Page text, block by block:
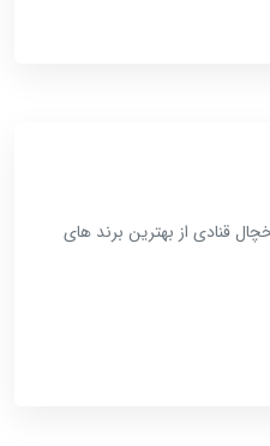
قنادی از بهترین برند های